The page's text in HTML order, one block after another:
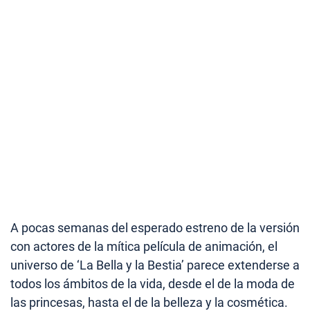
A pocas semanas del esperado estreno de la versión
con actores de la mítica película de animación, el
universo de ‘La Bella y la Bestia’ parece extenderse a
todos los ámbitos de la vida, desde el de la moda de
las princesas, hasta el de la belleza y la cosmética.